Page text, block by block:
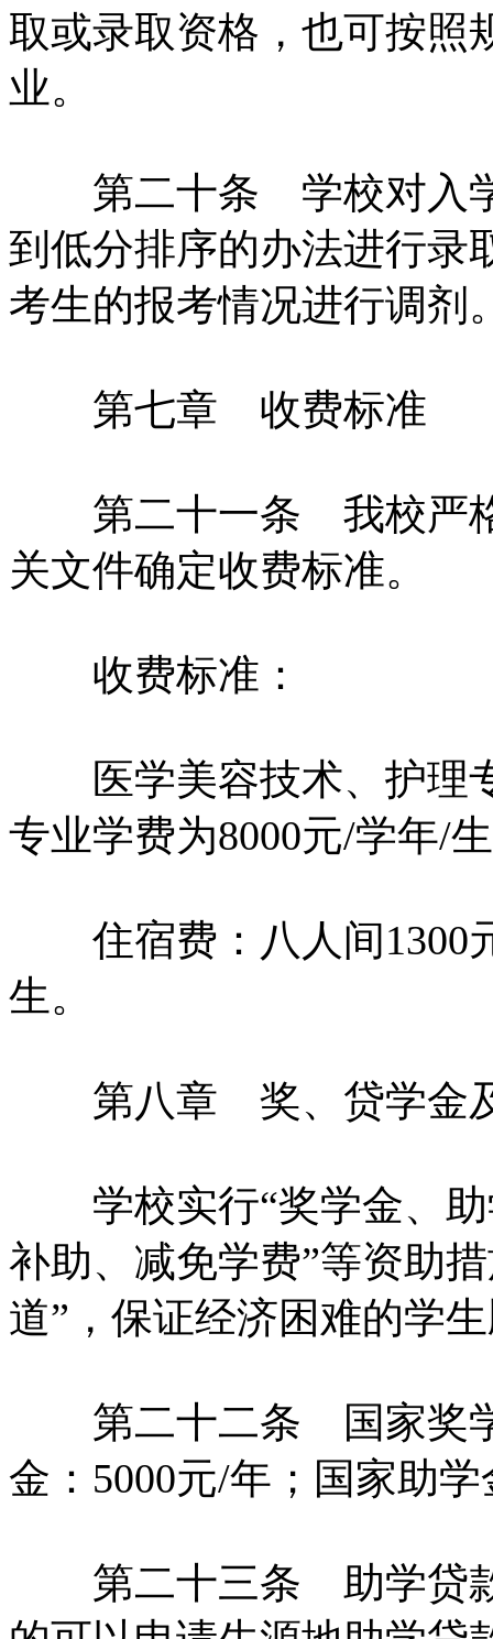
取或录取资格，也可按照
业。
第二十条 学校对入学
到低分排序的办法进行录
考生的报考情况进行调剂
第七章 收费标准
第二十一条 我校严格
关文件确定收费标准。
收费标准：
医学美容技术、护理专
专业学费为8000元/学年/生
住宿费：八人间1300
生。
第八章 奖、贷学金及
学校实行“奖学金、助
补助、减免学费”等资助
道”，保证经济困难的学
第二十二条 国家奖学
金：5000元/年；国家助
第二十三条 助学贷款